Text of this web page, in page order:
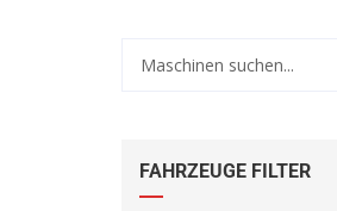
FAHRZEUGE FILTER